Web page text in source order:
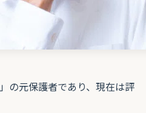
の元保護者であり、現在は評